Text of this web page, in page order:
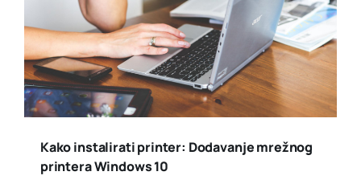
Kako instalirati printer: Dodavanje mrežnog
printera Windows 10